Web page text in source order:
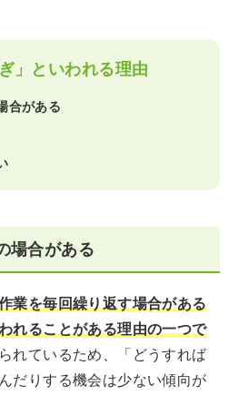
」といわれる理由
合がある
場合がある
業を毎回繰り返す場合がある
れることがある理由の一つで
れているため、「どうすれば
だりする機会は少ない傾向が